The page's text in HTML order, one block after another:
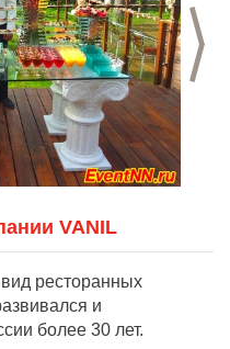
VANIL
ресторанных
и
более 30 лет.